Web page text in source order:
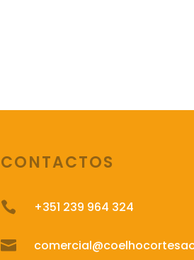
CONTACTOS
 +351 239 964 324
